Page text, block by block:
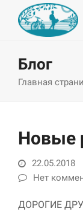
Блог
Главная
Новые
22.05.2018
Нет
ДОРОГИЕ